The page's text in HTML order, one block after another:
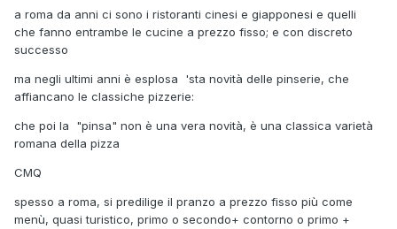
a roma da anni ci sono i ristoranti cinesi e giapponesi e quelli
che fanno entrambe le cucine a prezzo fisso; e con discreto
successo
ma negli ultimi anni è esplosa 'sta novità delle pinserie, che
affiancano le classiche pizzerie:
che poi la "pinsa" non è una vera novità, è una classica varietà
romana della pizza
CMQ
spesso a roma, si predilige il pranzo a prezzo fisso più come
menù, quasi turistico, primo o secondo+ contorno o primo +